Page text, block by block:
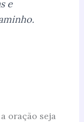
e
oração seja